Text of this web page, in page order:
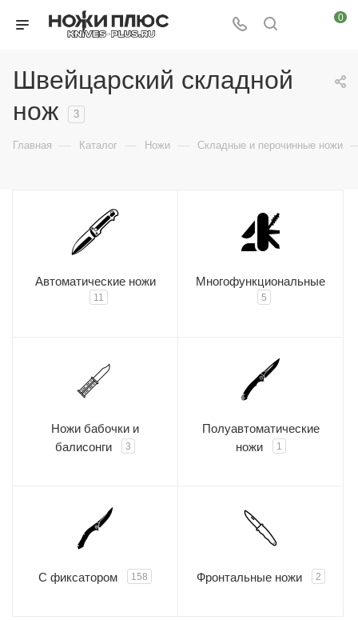
0
Швейцарский складной
нож
3
Главная — Каталог — Ножи — Складные и перочинные ножи
Автоматические ножи
11
Многофункциональные
5
Ножи бабочки и
балисонги
3
Полуавтоматические
ножи
1
С фиксатором 158 Фронтальные ножи 2